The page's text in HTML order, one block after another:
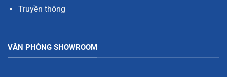
Truyền thông
VĂN PHÒNG SHOWROOM